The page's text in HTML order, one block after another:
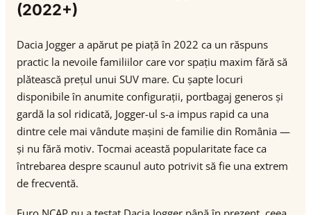
(2022+)
Dacia Jogger a apărut pe piață în 2022 ca un răspuns
practic la nevoile familiilor care vor spațiu maxim fără să
plătească prețul unui SUV mare. Cu șapte locuri
disponibile în anumite configurații, portbagaj generos și
gardă la sol ridicată, Jogger-ul s-a impus rapid ca una
dintre cele mai vândute mașini de familie din România —
și nu fără motiv. Tocmai această popularitate face ca
întrebarea despre scaunul auto potrivit să fie una extrem
de frecventă.